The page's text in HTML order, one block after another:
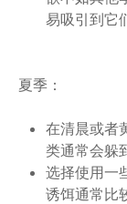
易吸引到它
夏季：
在清晨或者
类通常会躲
选择使用一
诱饵通常比